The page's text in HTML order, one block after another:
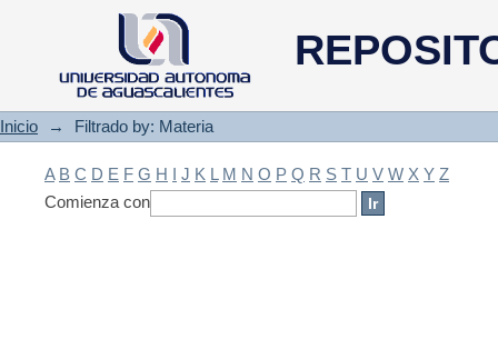
Filtrado by: Materia
Inicio → Filtrado by: Materia
A B C D E F G H I J K L M N O P Q R S T U V W X Y Z
Comienza con